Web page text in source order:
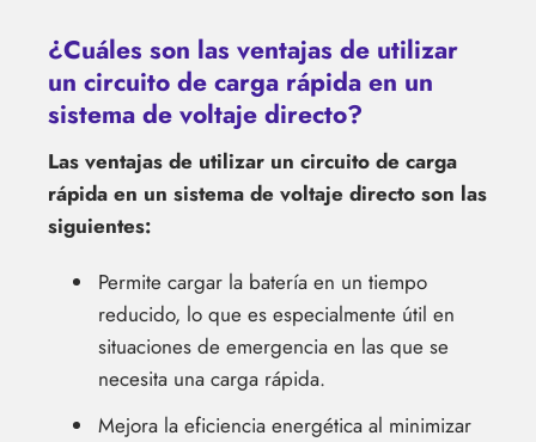
¿Cuáles son las ventajas de utilizar
un circuito de carga rápida en un
sistema de voltaje directo?
Las ventajas de utilizar un circuito de carga
rápida en un sistema de voltaje directo son las
siguientes:
Permite cargar la batería en un tiempo
reducido, lo que es especialmente útil en
situaciones de emergencia en las que se
necesita una carga rápida.
Mejora la eficiencia energética al minimizar